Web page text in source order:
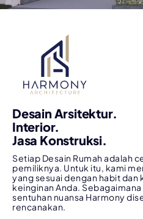
Desain Arsitektur.
Interior.
Jasa Konstruksi.
Setiap Desain Rumah adalah
pemiliknya. Untuk itu, kami
yang sesuai dengan habit dan
keinginan Anda.
sentuhan nuansa Harmony
rencanakan.